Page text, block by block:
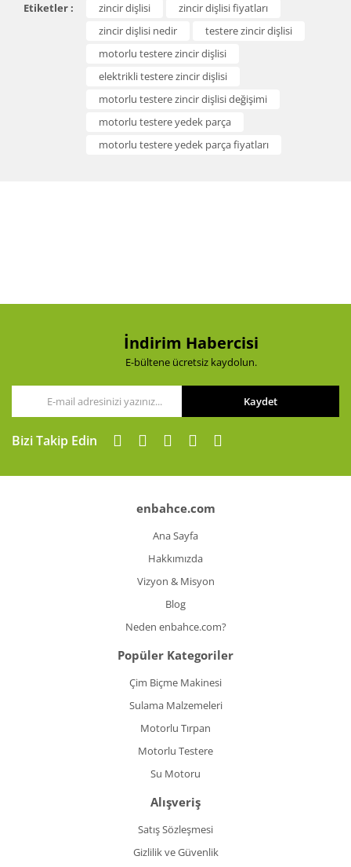
diğer konularda yetersiz gördüğünüz noktaları öneri
formunu kullanarak tarafımıza iletebilirsiniz.
Görüş ve önerileriniz için teşekkür ederiz.
Ürün resmi kalitesiz, bozuk veya görüntülenemiyor.
Ürün açıklamasında eksik bilgiler bulunuyor.
Ürün bilgilerinde hatalar bulunuyor.
Ürün fiyatı diğer sitelerden daha pahalı.
Etiketler : zincir dişlisi
zincir dişlisi fiyatları
zincir dişlisi nedir
testere zincir dişlisi
motorlu testere zincir dişlisi
elektrikli testere zincir dişlisi
motorlu testere zincir dişlisi değişimi
motorlu testere yedek parça
motorlu testere yedek parça fiyatları
İndirim Habercisi
E-bültene ücretsiz kaydolun.
Kaydet
Bizi Takip Edin
enbahce.com
Ana Sayfa
Hakkımızda
Vizyon & Misyon
Blog
Neden enbahce.com?
Popüler Kategoriler
Çim Biçme Makinesi
Sulama Malzemeleri
Motorlu Tırpan
Motorlu Testere
Su Motoru
Alışveriş
Satış Sözleşmesi
Gizlilik ve Güvenlik